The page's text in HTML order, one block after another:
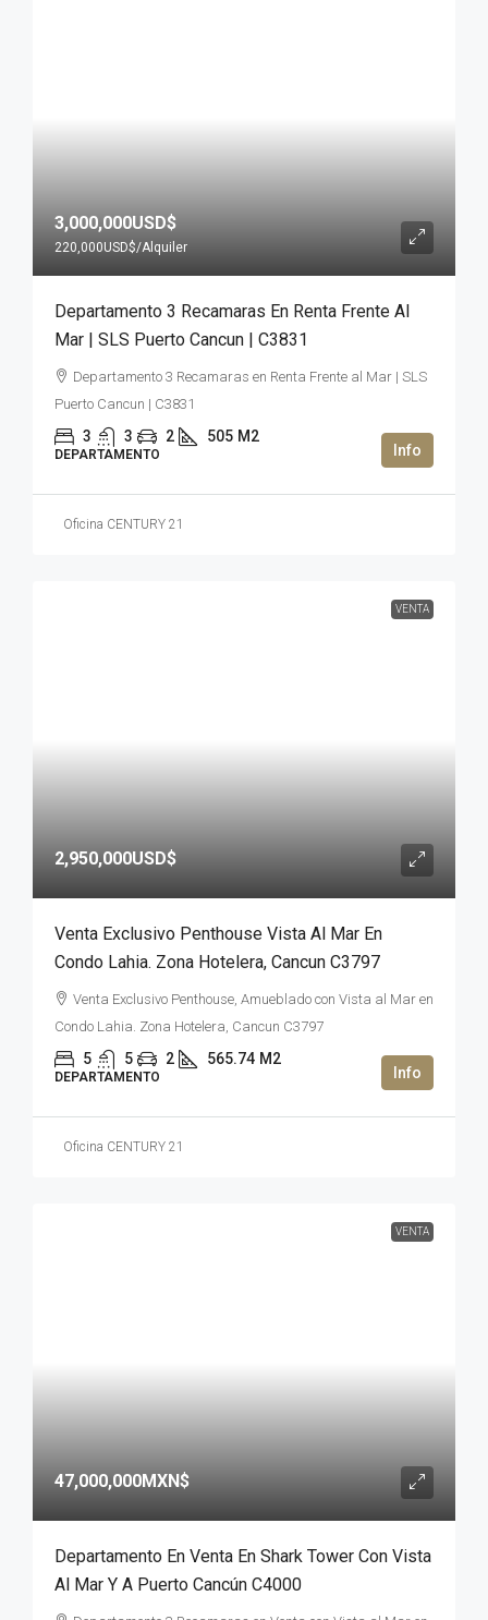
3,000,000USD$
220,000USD$/Alquiler
Departamento 3 Recamaras En Renta Frente Al
Mar | SLS Puerto Cancun | C3831
Departamento 3 Recamaras en Renta Frente al Mar | SLS
Puerto Cancun | C3831
3 3 2 505 M2
DEPARTAMENTO
Oficina CENTURY 21
VENTA
2,950,000USD$
Venta Exclusivo Penthouse Vista Al Mar En
Condo Lahia. Zona Hotelera, Cancun C3797
Venta Exclusivo Penthouse, Amueblado con Vista al Mar en
Condo Lahia. Zona Hotelera, Cancun C3797
5 5 2 565.74 M2
DEPARTAMENTO
Oficina CENTURY 21
VENTA
47,000,000MXN$
Departamento En Venta En Shark Tower Con Vista
Al Mar Y A Puerto Cancún C4000